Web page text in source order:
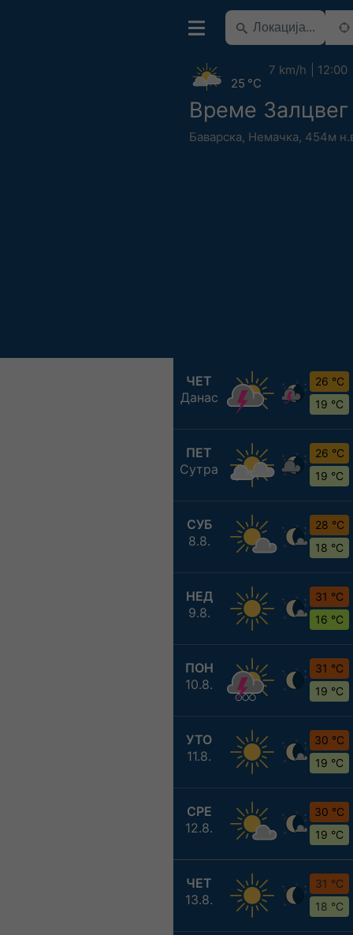
Време Залцвег
Баварска, Немачка, 454м
25 °C
7 km/h 12:00
ЧЕТ
Данас
26 °C
19 °C
ПЕТ
Сутра
26 °C
19 °C
СУБ
8.8.
28 °C
18 °C
НЕД
9.8.
31 °C
16 °C
ПОН
10.8.
31 °C
19 °C
УТО
11.8.
30 °C
19 °C
СРЕ
12.8.
30 °C
19 °C
ЧЕТ
13.8.
31 °C
18 °C